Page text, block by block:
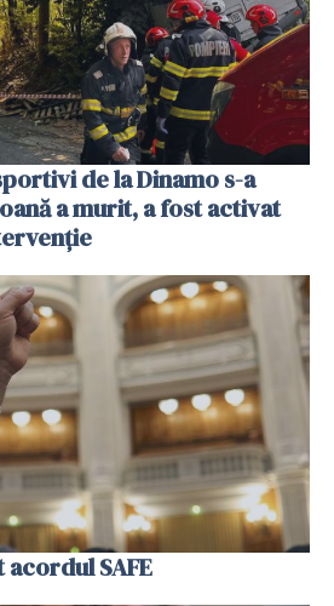
de la Dinamo s-a
a murit, a fost activat
SAFE